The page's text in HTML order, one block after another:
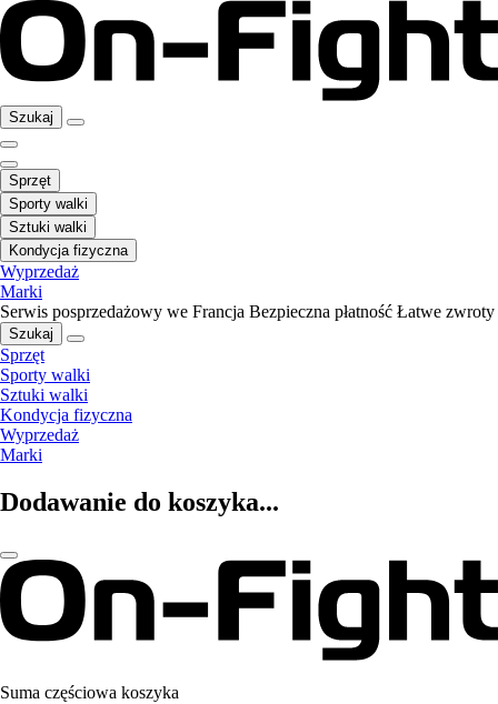
Szukaj
Sprzęt
Sporty walki
Sztuki walki
Kondycja fizyczna
Wyprzedaż
Marki
Serwis posprzedażowy we Francja Bezpieczna płatność Łatwe zwroty
Szukaj
Sprzęt
Sporty walki
Sztuki walki
Kondycja fizyczna
Wyprzedaż
Marki
Dodawanie do koszyka...
Suma częściowa koszyka